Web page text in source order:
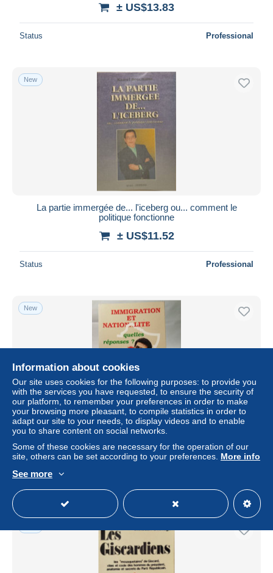
± US$13.83
Status Professional
New
La partie immergée de... l'iceberg ou... comment le
politique fonctionne
± US$11.52
Status Professional
New
Immigration et nationalité : quelles réponses
± US$5.76
Information about cookies
Our site uses cookies for the following purposes: to provide you
with the services you have requested, to ensure the security of
our platform, to remember your preferences in order to make
your browsing more pleasant, to compile statistics in order to
adapt our site to your needs, to display videos and to enable
you to share content on social networks.
Some of these cookies are necessary for the operation of our
site, others can be set according to your preferences. More info
See more